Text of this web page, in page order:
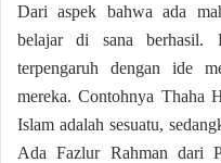
Dari aspek bahwa ada
belajar di sana berhasil.
terpengaruh dengan ide
mereka. Contohnya Thaha
Islam adalah sesuatu,
Ada Fazlur Rahman dari